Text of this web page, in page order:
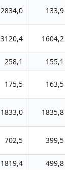
2834,0 133,9
3120,4 1604,2
258,1
155,1
175,5 163,5
1833,0 1835,8
702,5 399,5
1819,4
499,8